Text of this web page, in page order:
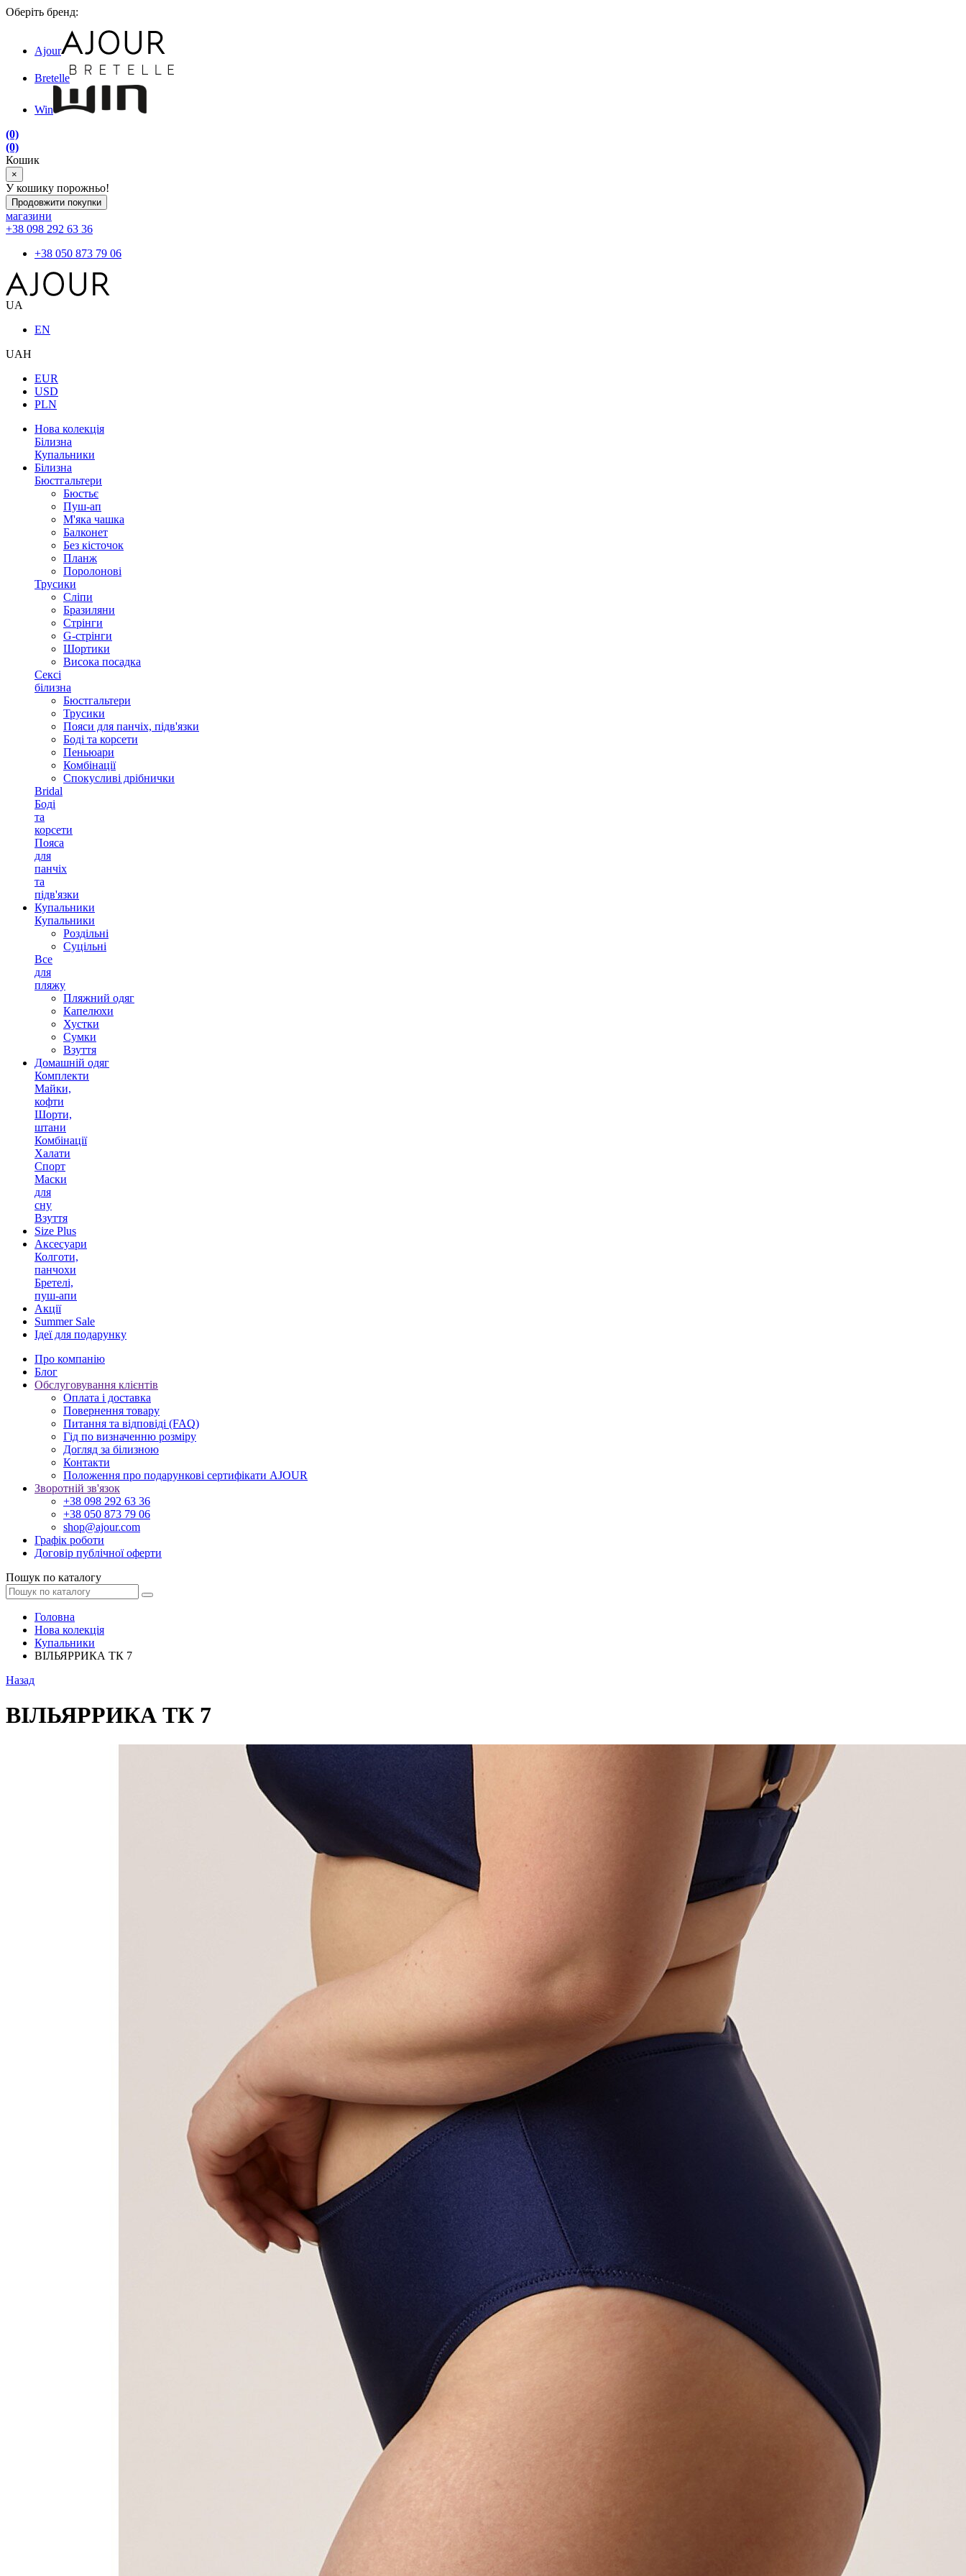
Оберіть бренд:
Ajour
Bretelle
Win
(0)
(0)
Кошик
×
У кошику порожньо!
Продовжити покупки
магазини
+38 098 292 63 36
+38 050 873 79 06
UA
EN
UAH
EUR
USD
PLN
Нова колекція
Білизна
Купальники
Білизна
Бюстгальтери
Бюстьє
Пуш-ап
М'яка чашка
Балконет
Без кісточок
Планж
Поролонові
Трусики
Сліпи
Бразиляни
Стрінги
G-стрінги
Шортики
Висока посадка
Сексі
білизна
Бюстгальтери
Трусики
Пояси для панчіх, підв'язки
Боді та корсети
Пеньюари
Комбінації
Спокусливі дрібнички
Bridal
Боді
та
корсети
Пояса
для
панчіх
та
підв'язки
Купальники
Купальники
Роздільні
Суцільні
Все
для
пляжу
Пляжний одяг
Капелюхи
Хустки
Сумки
Взуття
Домашній одяг
Комплекти
Майки,
кофти
Шорти,
штани
Комбінації
Халати
Спорт
Маски
для
сну
Взуття
Size Plus
Аксесуари
Колготи,
панчохи
Бретелі,
пуш-апи
Акції
Summer Sale
Ідеї для подарунку
Про компанію
Блог
Обслуговування клієнтів
Оплата і доставка
Повернення товару
Питання та відповіді (FAQ)
Гід по визначенню розміру
Догляд за білизною
Контакти
Положення про подарункові сертифікати AJOUR
Зворотній зв'язок
+38 098 292 63 36
+38 050 873 79 06
shop@ajour.com
Графік роботи
Договір публічної оферти
Пошук по каталогу
Головна
Нова колекція
Купальники
ВІЛЬЯРРИКА ТК 7
Назад
ВІЛЬЯРРИКА ТК 7